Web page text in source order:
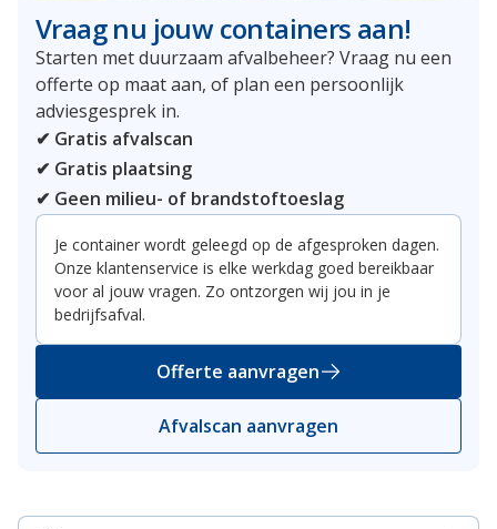
Vraag nu jouw containers aan!
Starten met duurzaam afvalbeheer? Vraag nu een
offerte op maat aan, of plan een persoonlijk
adviesgesprek in.
✔ Gratis afvalscan
✔ Gratis plaatsing
✔ Geen milieu- of brandstoftoeslag
Je container wordt geleegd op de afgesproken dagen.
Onze klantenservice is elke werkdag goed bereikbaar
voor al jouw vragen. Zo ontzorgen wij jou in je
bedrijfsafval.
Offerte aanvragen
Afvalscan aanvragen